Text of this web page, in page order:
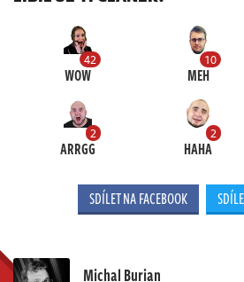
42
WOW
10
MEH
2
ARRGG
2
HAHA
SDÍLET NA FACEBOOK
Michal Burian